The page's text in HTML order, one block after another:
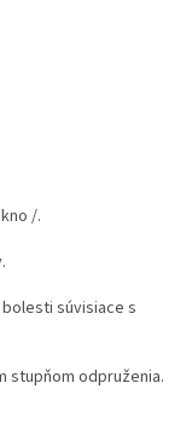
/.
súvisiace s
stupňom odpruženia.